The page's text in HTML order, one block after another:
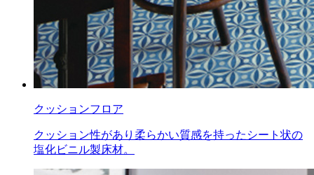
クッションフロア
クッション性があり柔らかい質感を持ったシート状の
塩化ビニル製床材。